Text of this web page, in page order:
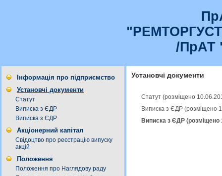
/ПрАТ
Інформація про підприємство
Установчі документи
Статут
Виписка з ЄДР
Виписка з ЄДР
Акціонерний капітал
Свідоцтво про реєстрацію випуску
акцій
Положення
Положення про Наглядову раду
Установчі документи
Статут (розміщено
Виписка з ЄДР (розміщено
Виписка з ЄДР (розміщено